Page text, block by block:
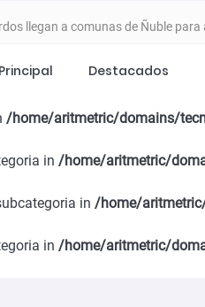
llegan a comunas de Ñuble
forestales
DEL ITATA PROYECTA NUEVA
ESTE 25 DE FEBRERO EN
da inicio a la convocatoria del
4 a 7 del SernamEG abre
Principal Destacados
/home/aritmetric/domains/
/home/aritmetric/domains/
in /home/aritmetric/
in /home/
in /home/aritmetric/